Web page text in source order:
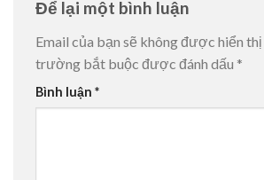
Để lại một bình luận
Email của bạn sẽ không được hiển thị
trường bắt buộc được đánh dấu *
Bình luận *